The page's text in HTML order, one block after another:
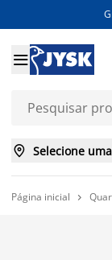

 Selecione
Página inicial 